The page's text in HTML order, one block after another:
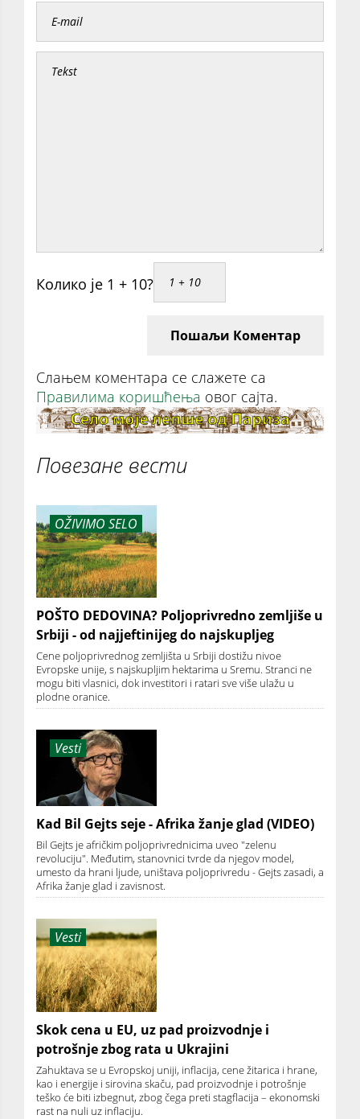
Колико је 1 + 10?
Пошаљи Коментар
Слањем коментара се слажете са
Правилима коришћења овог сајта.
Повезане вести
OŽIVIMO SELO
POŠTO DEDOVINA? Poljoprivredno zemljiše u
Srbiji - od najjeftinijeg do najskupljeg
Cene poljoprivrednog zemljišta u Srbiji dostižu nivoe
Evropske unije, s najskupljim hektarima u Sremu. Stranci ne
mogu biti vlasnici, dok investitori i ratari sve više ulažu u
plodne oranice.
Vesti
Kad Bil Gejts seje - Afrika žanje glad (VIDEO)
Bil Gejts je afričkim poljoprivrednicima uveo "zelenu
revoluciju". Međutim, stanovnici tvrde da njegov model,
umesto da hrani ljude, uništava poljoprivredu - Gejts zasadi, a
Afrika žanje glad i zavisnost.
Vesti
Skok cena u EU, uz pad proizvodnje i
potrošnje zbog rata u Ukrajini
Zahuktava se u Evropskoj uniji, inflacija, cene žitarica i hrane,
kao i energije i sirovina skaču, pad proizvodnje i potrošnje
teško će biti izbegnut, zbog čega preti stagflacija – ekonomski
rast na nuli uz inflaciju.